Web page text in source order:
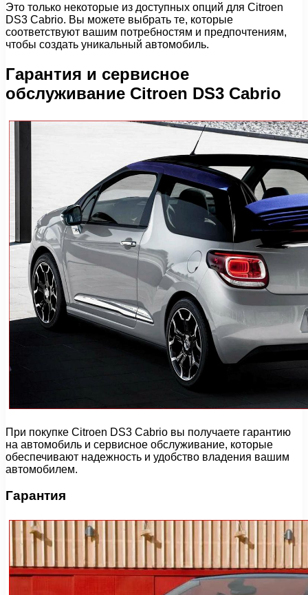
Это только некоторые из доступных опций для Citroen
DS3 Cabrio. Вы можете выбрать те, которые
соответствуют вашим потребностям и предпочтениям,
чтобы создать уникальный автомобиль.
Гарантия и сервисное
обслуживание Citroen DS3 Cabrio
При покупке Citroen DS3 Cabrio вы получаете гарантию
на автомобиль и сервисное обслуживание, которые
обеспечивают надежность и удобство владения вашим
автомобилем.
Гарантия